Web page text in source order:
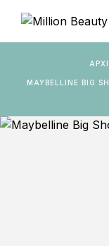
MAYBELLINE BIG SHOT DARING BLACK-ΜΆΣΚΑΡΑ ΜΑΤΙΏΝ ΓΙΑ